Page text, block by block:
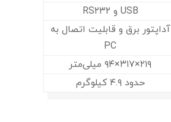
USB و RS۲۳۲
آداپتور برق و قابلیت اتصال به
PC
۲۱۹×۳۱۷×۹۴ میلی‌متر
حدود ۴.۹ کیلوگرم